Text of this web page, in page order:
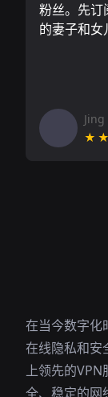
粉丝。先订
的妻子和女
Jing
在当今数字化
在线隐私和安
上领先的VPN
全、稳定的网